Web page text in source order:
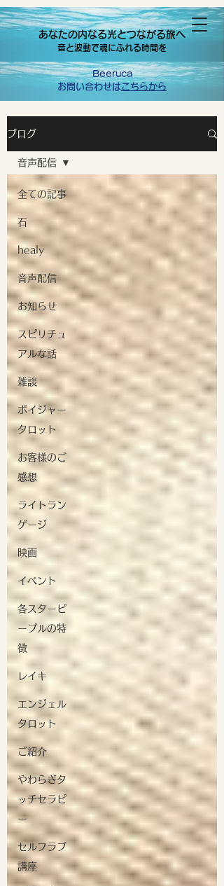
あなたの内なる光とつながる旅へ
音と波動で魂にふれる時間を
Beeruca
お問い合わせはこちらから
ブログ
全ての記事
石
healy
音声配信
お知らせ
スピリチュ
アルな話
雑談
ボイジャー
タロット
お客様のご
感想
ライトラン
ゲージ
映画
イベント
各スターピ
ープルの特
徴
レイキ
エンジェル
タロット
ご紹介
やわらぎタ
ッチセラピ
ー
セルフラブ
講座
音声配信